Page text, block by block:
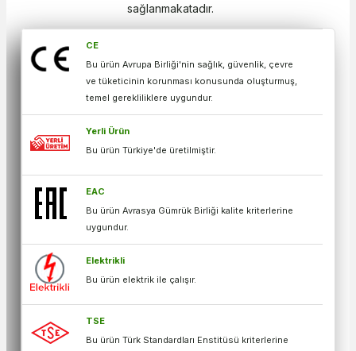
sağlanmakatadır.
CE
Bu ürün Avrupa Birliği'nin sağlık, güvenlik, çevre
ve tüketicinin korunması konusunda oluşturmuş,
temel gerekliliklere uygundur.
Yerli Ürün
Bu ürün Türkiye'de üretilmiştir.
EAC
Bu ürün Avrasya Gümrük Birliği kalite kriterlerine
uygundur.
Elektrikli
Bu ürün elektrik ile çalışır.
TSE
Bu ürün Türk Standardları Enstitüsü kriterlerine